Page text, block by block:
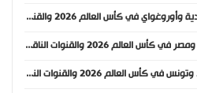
موعد مباراة السعودية وأوروغواي في كأس العالم 2026 والقنوات الناقلة
موعد مباراة بلجيكا ومصر في كأس العالم 2026 والقنوات الناقلة
موعد مباراة السويد وتونس في كأس العالم 2026 والقنوات الناقلة